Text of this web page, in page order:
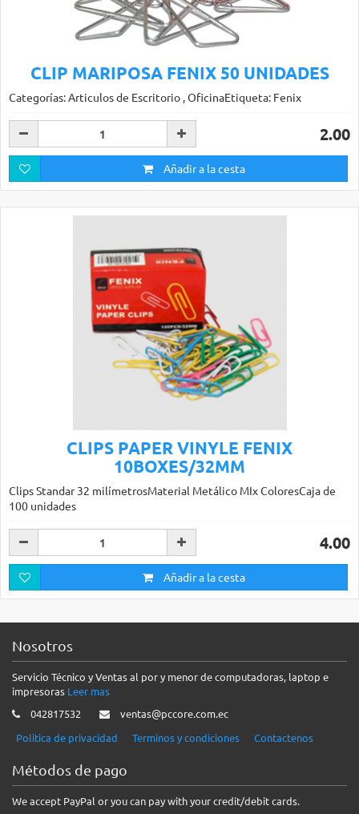
CLIP MARIPOSA FENIX 50 UNIDADES
Categorías: Articulos de Escritorio , OficinaEtiqueta: Fenix
2.00
Añadir a la cesta
CLIPS PAPER VINYLE FENIX
10BOXES/32MM
Clips Standar 32 milímetrosMaterial Metálico MIx ColoresCaja de
100 unidades
4.00
Añadir a la cesta
Nosotros
Servicio Técnico y Ventas al por y menor de computadoras, laptop e
impresoras Leer mas
042817532
ventas@pccore.com.ec
Politica de privacidad
Terminos y condiciones Contactenos
Métodos de pago
We accept PayPal or you can pay with your credit/debit cards.